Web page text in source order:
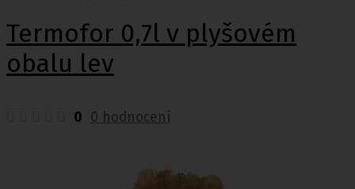
Termofor 0,7l v plyšovém
obalu lev
0 0 hodnocení